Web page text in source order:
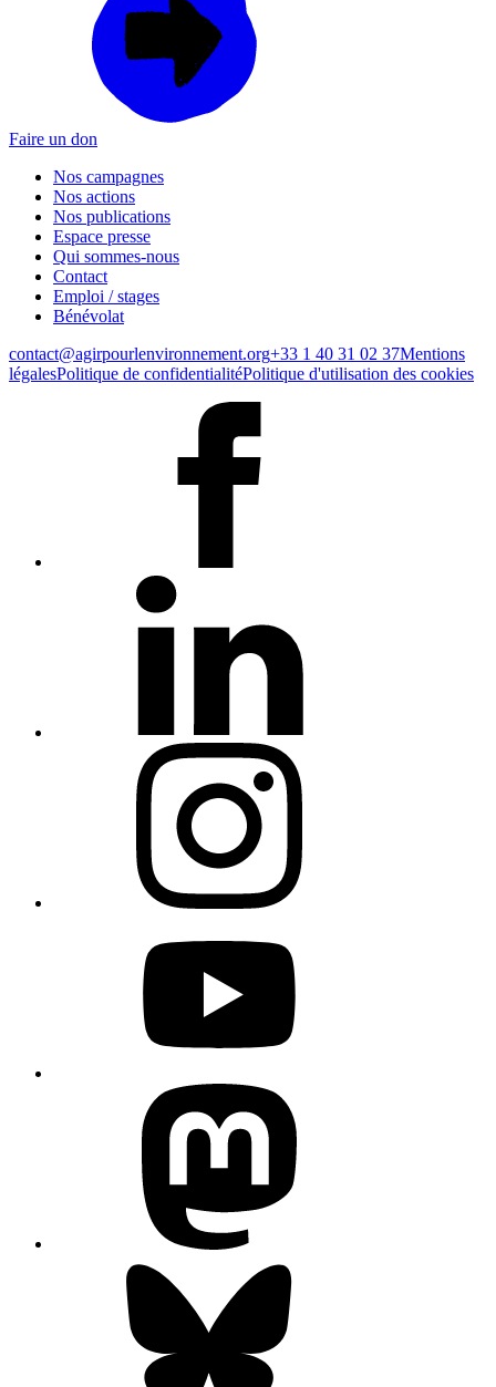
Faire un don
Nos campagnes
Nos actions
Nos publications
Espace presse
Qui sommes-nous
Contact
Emploi / stages
Bénévolat
contact@agirpourlenvironnement.org+33 1 40 31 02 37Mentions
légalesPolitique de confidentialitéPolitique d'utilisation des cookies